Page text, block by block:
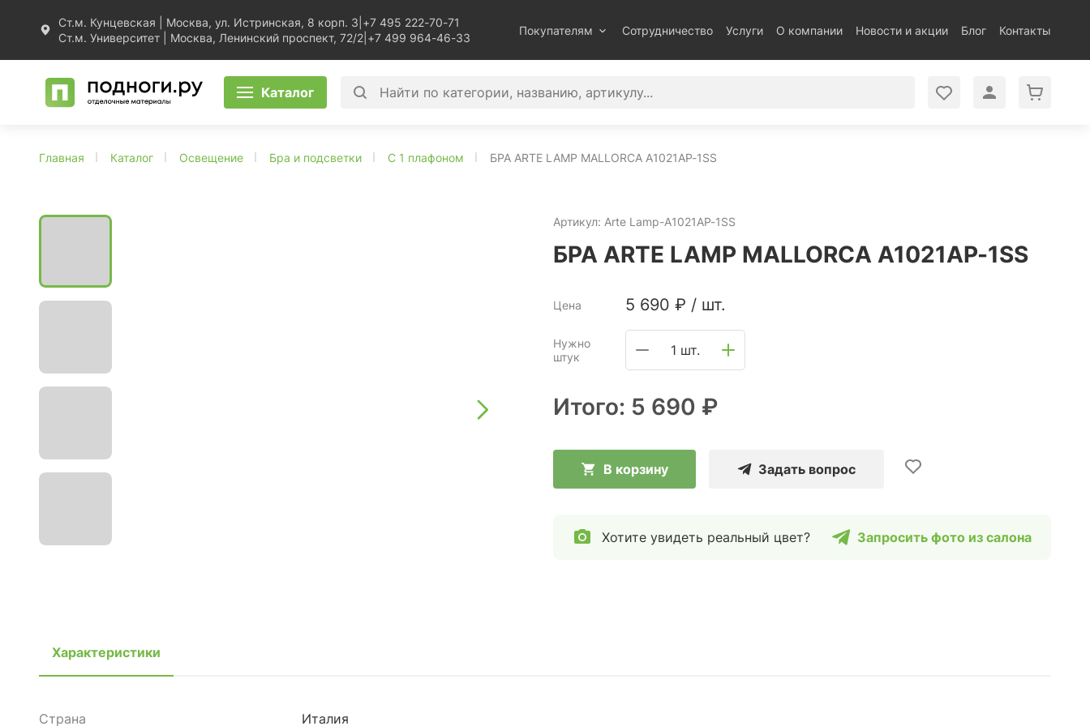
Ст.м. Кунцевская | Москва, ул. Истринская, 8 корп. 3 +7 495 222-70-71
Ст.м. Университет | Москва, Ленинский проспект, 72/2 +7 499 964-46-33
Покупателям Сотрудничество Услуги О компании Новости и акции Блог Контакты
Каталог
Главная Каталог Освещение Бра и подсветки С 1 плафоном БРА ARTE LAMP MALLORCA A1021AP-1SS
Артикул: Arte Lamp-A1021AP-1SS
БРА ARTE LAMP MALLORCA A1021AP-1SS
Цена 5 690 ₽ / шт.
Нужно
штук
1 шт.
Итого: 5 690 ₽
В корзину Задать вопрос
Хотите увидеть реальный цвет? Запросить фото из салона
Характеристики
Страна Италия